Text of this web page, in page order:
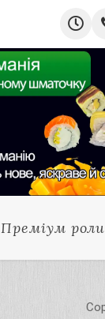
Преміум роли